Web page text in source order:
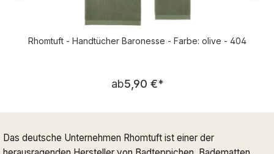
Rhomtuft - Handtücher Baronesse - Farbe: olive - 404
Regulärer Preis:
ab5,90 €*
Das deutsche Unternehmen Rhomtuft ist einer der